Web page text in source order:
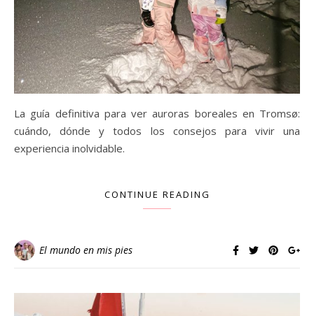
La guía definitiva para ver auroras boreales en Tromsø:
cuándo, dónde y todos los consejos para vivir una
experiencia inolvidable.
CONTINUE READING
El mundo en mis pies